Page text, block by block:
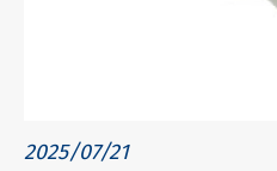
2025/07/21